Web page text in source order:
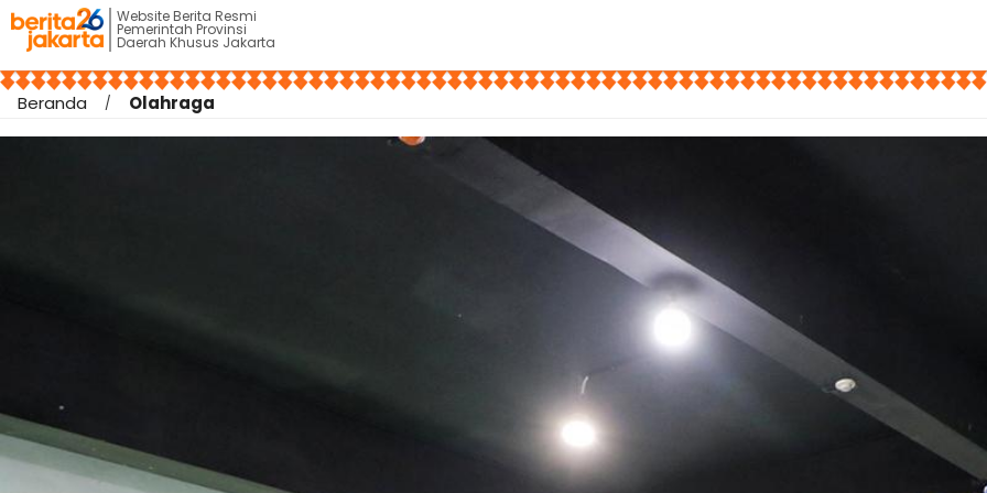
Website Berita Resmi
Pemerintah Provinsi
Daerah Khusus Jakarta
Beranda Olahraga